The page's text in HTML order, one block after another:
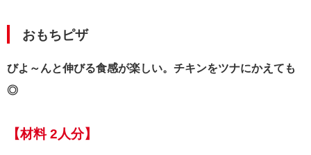
おもちピザ
びよ～んと伸びる食感が楽しい。チキンをツナにかえても
◎
【材料 2人分】